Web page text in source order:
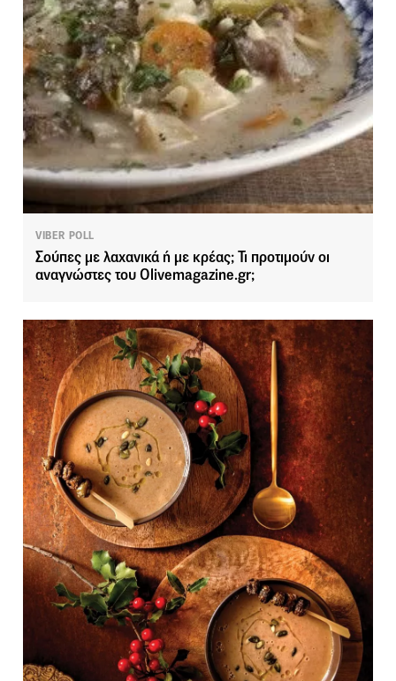
VIBER POLL
Σούπες με λαχανικά ή με κρέας; Τι προτιμούν οι
αναγνώστες του Olivemagazine.gr;